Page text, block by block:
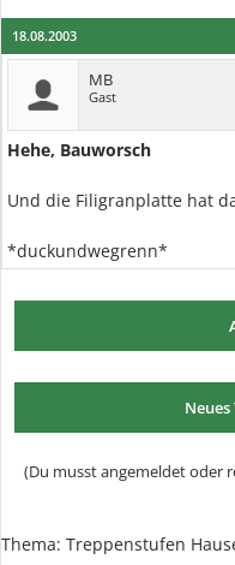
18.08.2003
MB
Gast
Hehe, Bauworsch
Und die Filigranplatte hat
*duckundwegrenn*
(Du musst angemeldet oder
Thema: Treppenstufen